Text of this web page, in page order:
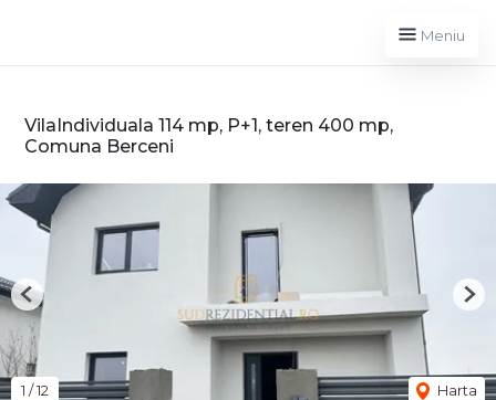
Meniu
VilaIndividuala 114 mp, P+1, teren 400 mp,
Comuna Berceni
1 /12 Harta
Previous